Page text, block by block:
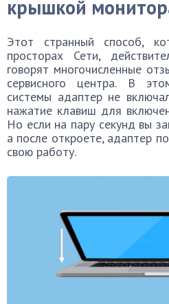
крышкой
Этот странный способ,
просторах Сети,
говорят многочисленные
сервисного центра. В
системы адаптер не
нажатие клавиш для
Но если на пару секунд вы
а после откроете, адаптер
свою работу.